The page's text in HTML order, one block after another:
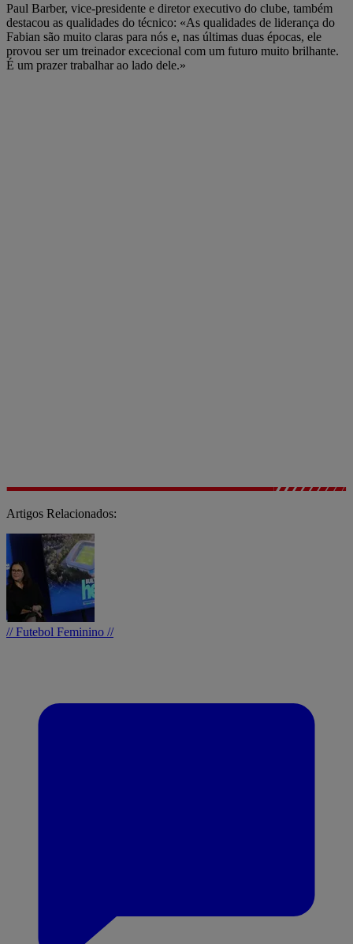
Paul Barber, vice-presidente e diretor executivo do clube, também
destacou as qualidades do técnico: «As qualidades de liderança do
Fabian são muito claras para nós e, nas últimas duas épocas, ele
provou ser um treinador excecional com um futuro muito brilhante.
É um prazer trabalhar ao lado dele.»
Artigos Relacionados:
// Futebol Feminino //